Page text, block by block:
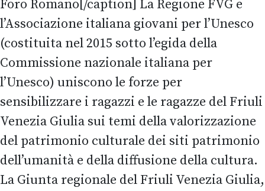
Foro Romano[/caption] La Regione FVG e
l’Associazione italiana giovani per l’Unesco
(costituita nel 2015 sotto l’egida della
Commissione nazionale italiana per
l’Unesco) uniscono le forze per
sensibilizzare i ragazzi e le ragazze del Friuli
Venezia Giulia sui temi della valorizzazione
del patrimonio culturale dei siti patrimonio
dell’umanità e della diffusione della cultura.
La Giunta regionale del Friuli Venezia Giulia,